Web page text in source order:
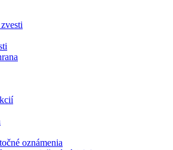
oznámenia